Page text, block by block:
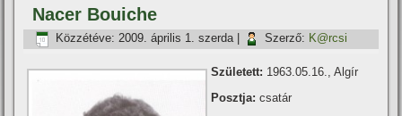
Nacer Bouiche
Közzétéve: 2009. április 1. szerda| Szerző: K@rcsi
Született: 1963.05.16., Algí­r
Posztja: csatár